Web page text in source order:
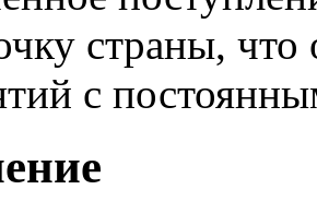
страны, что
с